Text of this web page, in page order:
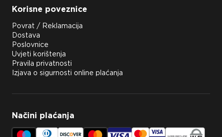
Korisne poveznice
Povrat / Reklamacija
Dostava
Poslovnice
Uvjeti korištenja
Pravila privatnosti
Izjava o sigurnosti online plaćanja
Načini plaćanja